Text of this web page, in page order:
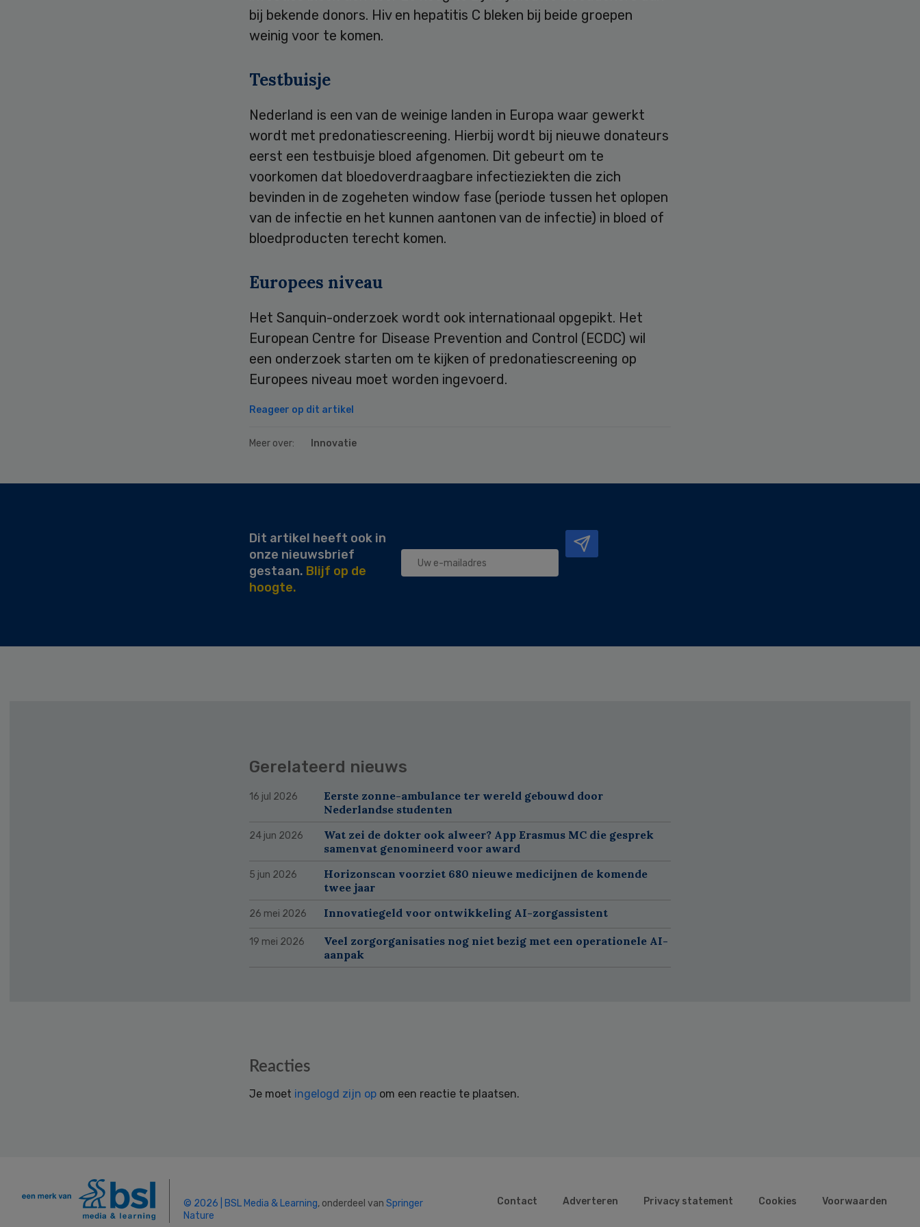
bij bekende donors. Hiv en hepatitis C bleken bij beide groepen
weinig voor te komen.
Testbuisje
Nederland is een van de weinige landen in Europa waar gewerkt
wordt met predonatiescreening. Hierbij wordt bij nieuwe donateurs
eerst een testbuisje bloed afgenomen. Dit gebeurt om te
voorkomen dat bloedoverdraagbare infectieziekten die zich
bevinden in de zogeheten window fase (periode tussen het oplopen
van de infectie en het kunnen aantonen van de infectie) in bloed of
bloedproducten terecht komen.
Europees niveau
Het Sanquin-onderzoek wordt ook internationaal opgepikt. Het
European Centre for Disease Prevention and Control (ECDC) wil
een onderzoek starten om te kijken of predonatiescreening op
Europees niveau moet worden ingevoerd.
Reageer op dit artikel
Meer over: Innovatie
Secondary
Dit artikel heeft ook in
onze nieuwsbrief
gestaan. Blijf op de
hoogte.
Gerelateerd nieuws
16 jul 2026
Eerste zonne-ambulance ter wereld gebouwd door
Nederlandse studenten
24 jun 2026
Wat zei de dokter ook alweer? App Erasmus MC die gesprek
samenvat genomineerd voor award
5 jun 2026
Horizonscan voorziet 680 nieuwe medicijnen de komende
twee jaar
26 mei 2026 Innovatiegeld voor ontwikkeling AI-zorgassistent
19 mei 2026
Veel zorgorganisaties nog niet bezig met een operationele AI-
aanpak
Reacties
Je moet ingelogd zijn op om een reactie te plaatsen.
© 2026 | BSL Media & Learning, onderdeel van Springer
Nature
Contact Adverteren Privacy statement Cookies Voorwaarden